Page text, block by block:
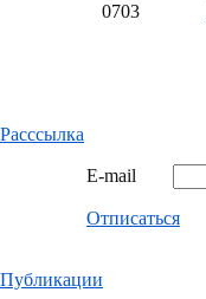
0703
Расссылка
E-mail
Отписаться
Публикации